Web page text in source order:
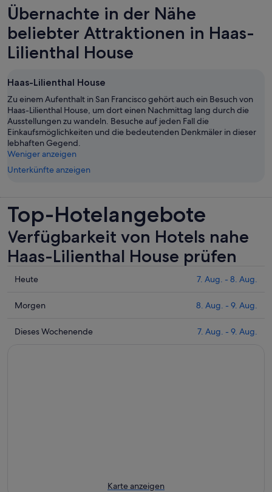
neuen
geöffnet
Übernachte in der Nähe
beliebter Attraktionen in Haas-
Lilienthal House
Haas-Lilienthal House
Zu einem Aufenthalt in San Francisco gehört auch ein Besuch von
Haas-Lilienthal House, um dort einen Nachmittag lang durch die
Ausstellungen zu wandeln. Besuche auf jeden Fall die
Einkaufsmöglichkeiten und die bedeutenden Denkmäler in dieser
lebhaften Gegend.
Weniger anzeigen
Unterkünfte anzeigen
Top-Hotelangebote
Verfügbarkeit von Hotels nahe
Haas-Lilienthal House prüfen
Prüfe
Preise
Haas-
Heute 7. Aug. - 8. Aug.
Prüfe
Preise
Morgen 8. Aug. - 9. Aug.
Prüfe
Dieses Wochenende 7. Aug. - 9. Aug.
Karte anzeigen